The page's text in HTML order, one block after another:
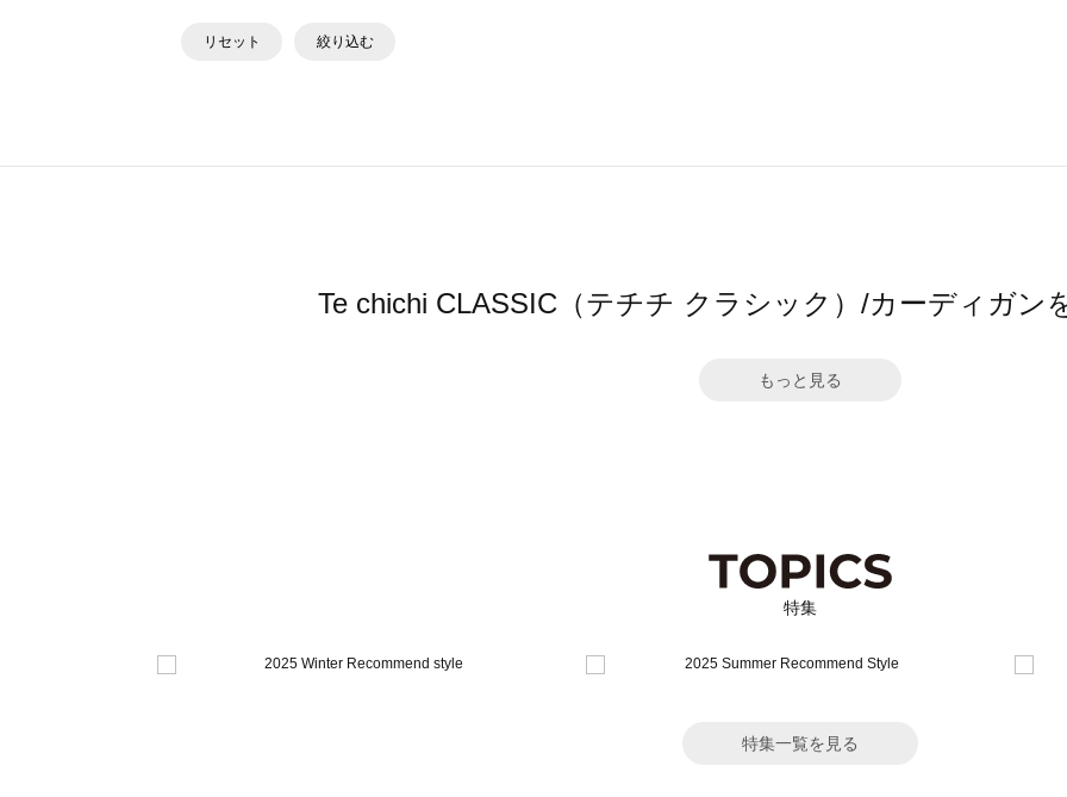
リセット 絞り込む
Te chichi CLASSIC（テチチ クラシック）/カーディガン
もっと見る
特集
特集一覧を見る